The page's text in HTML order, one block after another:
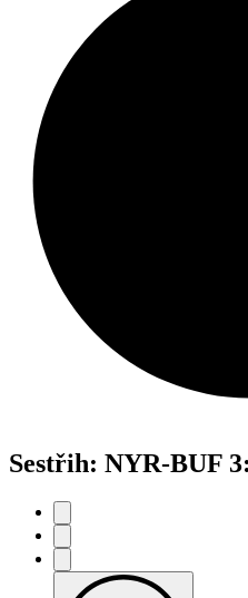
Sestřih: NYR-BUF